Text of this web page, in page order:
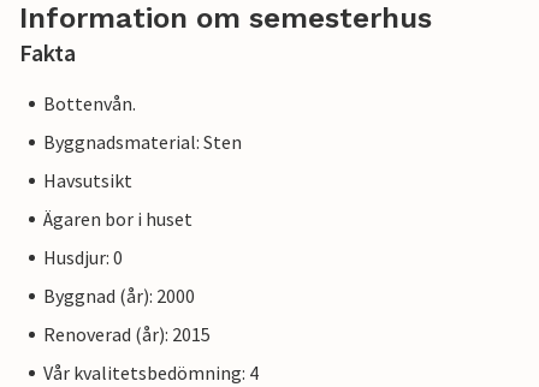
Information om semesterhus
Fakta
Bottenvån.
Byggnadsmaterial: Sten
Havsutsikt
Ägaren bor i huset
Husdjur: 0
Byggnad (år): 2000
Renoverad (år): 2015
Vår kvalitetsbedömning: 4